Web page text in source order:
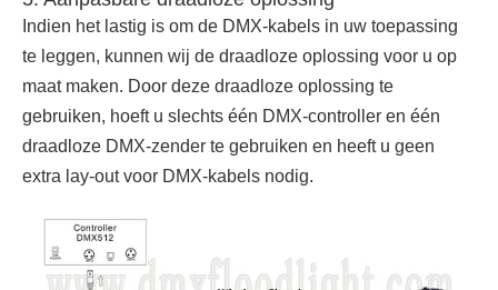
Indien het lastig is om de DMX-kabels in uw toepassing
te leggen, kunnen wij de draadloze oplossing voor u op
maat maken. Door deze draadloze oplossing te
gebruiken, hoeft u slechts één DMX-controller en één
draadloze DMX-zender te gebruiken en heeft u geen
extra lay-out voor DMX-kabels nodig.